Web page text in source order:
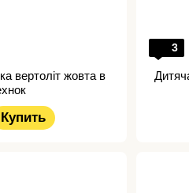
вертоліт жовта в
Купить
3